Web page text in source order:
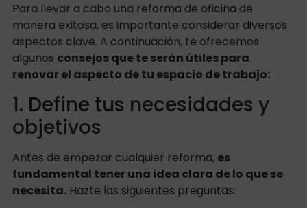
Para llevar a cabo una reforma de oficina de
manera exitosa, es importante considerar diversos
aspectos clave. A continuación, te ofrecemos
algunos consejos que te serán útiles para
renovar el aspecto de tu espacio de trabajo:
1. Define tus necesidades y
objetivos
Antes de empezar cualquier reforma, es
fundamental tener una idea clara de lo que se
necesita.Hazte las siguientes preguntas: